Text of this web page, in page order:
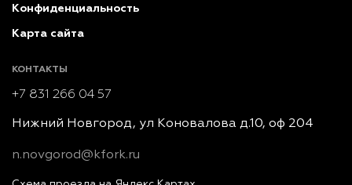
Конфиденциальность
Карта сайта
КОНТАКТЫ
+7 831 266 04 57
Нижний Новгород, ул Коновалова д.10, оф 204
n.novgorod@kfork.ru